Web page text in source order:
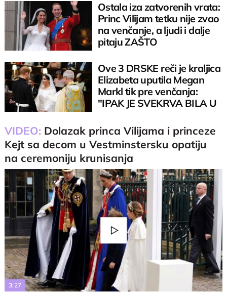
Ostala iza zatvorenih vrata:
Princ Vilijam tetku nije zvao
na venčanje, a ljudi i dalje
pitaju ZAŠTO
Ove 3 DRSKE reči je kraljica
Elizabeta uputila Megan
Markl tik pre venčanja:
"IPAK JE SVEKRVA BILA U
VIDEO: Dolazak princa Vilijama i princeze
Kejt sa decom u Vestminstersku opatiju
na ceremoniju krunisanja
Play
Video
3:27